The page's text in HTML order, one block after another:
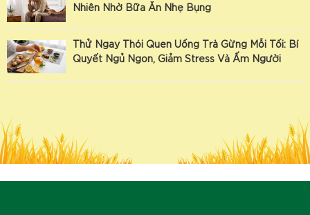
Nhiên Nhờ Bữa Ăn Nhẹ Bụng
Thử Ngay Thói Quen Uống Trà Gừng Mỗi Tối: Bí
Quyết Ngủ Ngon, Giảm Stress Và Ấm Người